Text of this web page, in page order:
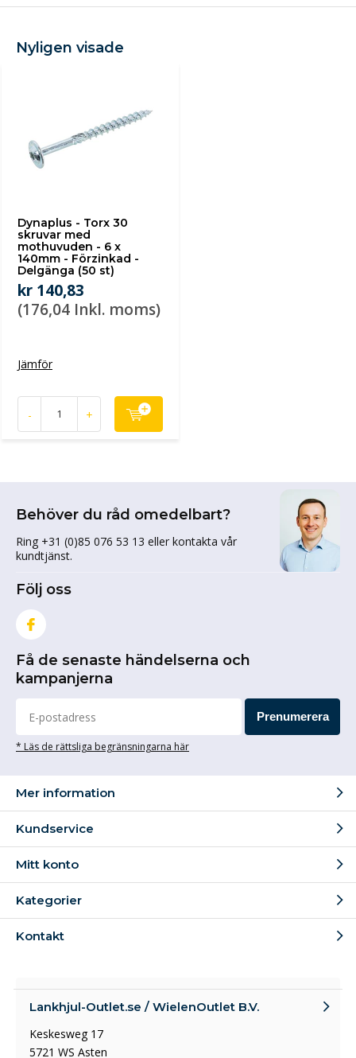
Nyligen visade
Dynaplus - Torx 30
skruvar med
mothuvuden - 6 x
140mm - Förzinkad -
Delgänga (50 st)
kr 140,83
(176,04 Inkl. moms)
Jämför
- +
Behöver du råd omedelbart?
Ring +31 (0)85 076 53 13 eller kontakta vår
kundtjänst.
Följ oss
Få de senaste händelserna och
kampanjerna
Prenumerera
* Läs de rättsliga begränsningarna här
Mer information
Kundservice
Mitt konto
Kategorier
Kontakt
Lankhjul-Outlet.se / WielenOutlet B.V.
Keskesweg 17
5721 WS Asten